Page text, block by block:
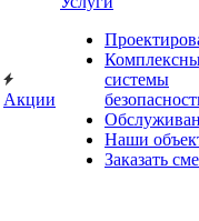
Акции
системы
Наши
Заказать